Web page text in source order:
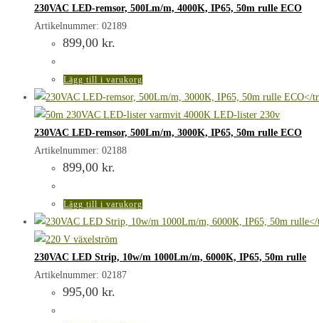
230VAC LED-remsor, 500Lm/m, 4000K, IP65, 50m rulle ECO
Artikelnummer: 02189
899,00 kr.
Lägg till i varukorg
230VAC LED-remsor, 500Lm/m, 3000K, IP65, 50m rulle ECO
Artikelnummer: 02188
899,00 kr.
Lägg till i varukorg
230VAC LED Strip, 10w/m 1000Lm/m, 6000K, IP65, 50m rulle
Artikelnummer: 02187
995,00 kr.